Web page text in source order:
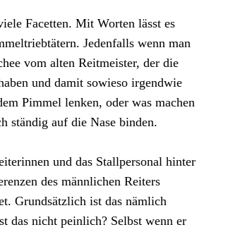
Facetten. Mit Worten lässt es
Jedenfalls wenn man
vom alten Reitmeister, der die
und damit sowieso irgendwie
Pimmel lenken, oder was machen
ständig auf die Nase binden.
und das Stallpersonal hinter
des männlichen Reiters
Grundsätzlich ist das nämlich
das nicht peinlich? Selbst wenn er